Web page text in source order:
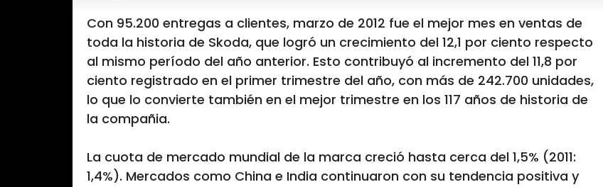
Con 95.200 entregas a clientes, marzo de 2012 fue el mejor mes en ventas de
toda la historia de Skoda, que logró un crecimiento del 12,1 por ciento respecto
al mismo período del año anterior. Esto contribuyó al incremento del 11,8 por
ciento registrado en el primer trimestre del año, con más de 242.700 unidades,
lo que lo convierte también en el mejor trimestre en los 117 años de historia de
la compañia.
La cuota de mercado mundial de la marca creció hasta cerca del 1,5% (2011:
1,4%). Mercados como China e India continuaron con su tendencia positiva y